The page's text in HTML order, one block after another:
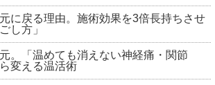
に戻る理由。施術効果を3倍長持ちさせ
し方」
。「温めても消えない神経痛・関節
変える温活術